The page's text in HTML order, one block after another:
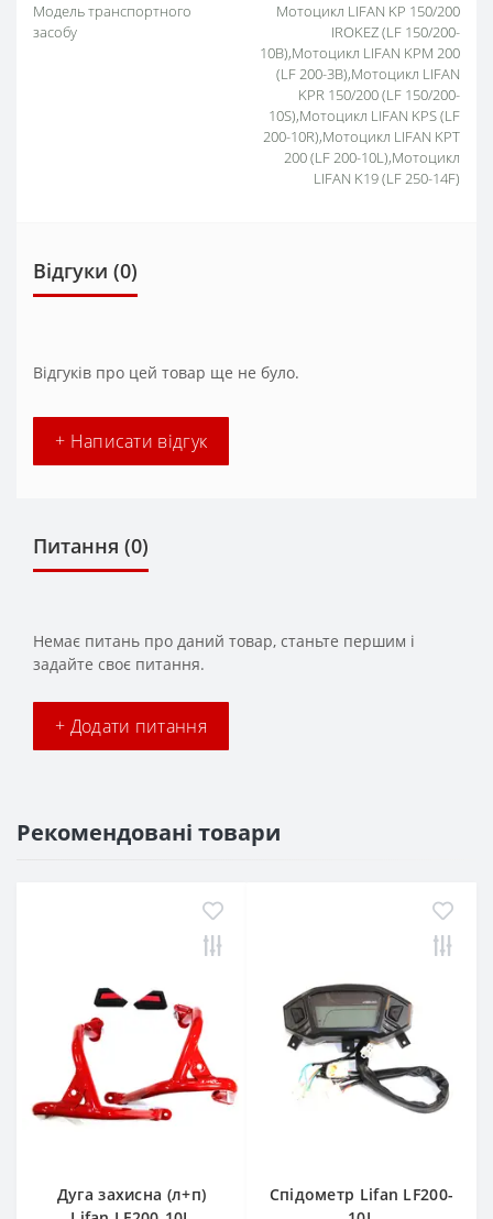
Модель транспортного
засобу
Мотоцикл LIFAN KP 150/200
IROKEZ (LF 150/200-
10B),Мотоцикл LIFAN KPM 200
(LF 200-3B),Мотоцикл LIFAN
KPR 150/200 (LF 150/200-
10S),Мотоцикл LIFAN KPS (LF
200-10R),Мотоцикл LIFAN KPT
200 (LF 200-10L),Мотоцикл
LIFAN K19 (LF 250-14F)
Відгуки (0)
Відгуків про цей товар ще не було.
+ Написати відгук
Питання (0)
Немає питань про даний товар, станьте першим і
задайте своє питання.
+ Додати питання
Рекомендовані товари
Дуга захисна (л+п)
Спідометр Lifan LF200-